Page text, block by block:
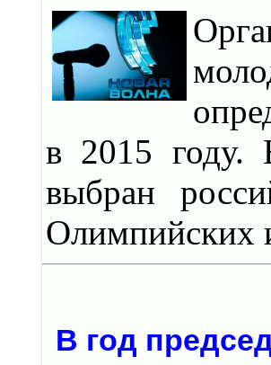
в 2015 году.
выбран
Олимпийских
В год